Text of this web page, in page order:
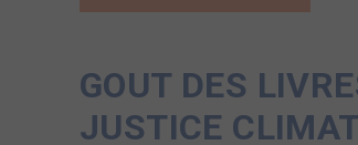
GOUT DES
JUSTICE